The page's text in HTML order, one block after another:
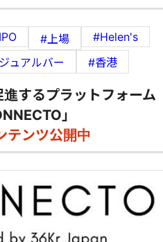
#上場
#Helen's
ュアルバー #香港
するプラットフォーム
」
テンツ公開中